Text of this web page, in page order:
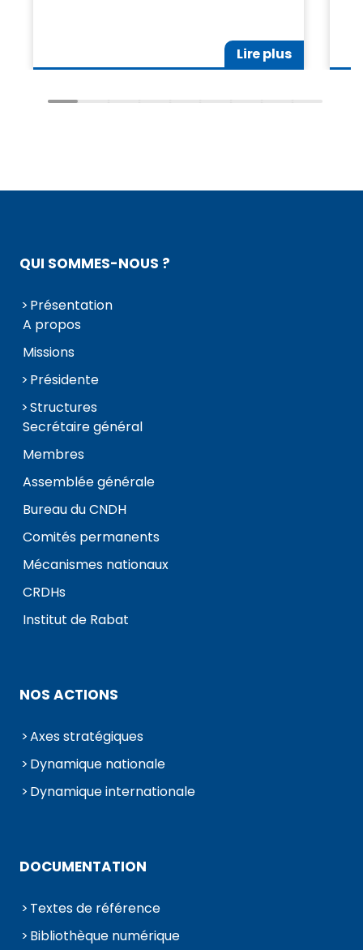
Lire plus
QUI SOMMES-NOUS ?
Présentation
A propos
Missions
Présidente
Structures
Secrétaire général
Membres
Assemblée générale
Bureau du CNDH
Comités permanents
Mécanismes nationaux
CRDHs
Institut de Rabat
NOS ACTIONS
Axes stratégiques
Dynamique nationale
Dynamique internationale
DOCUMENTATION
Textes de référence
Bibliothèque numérique